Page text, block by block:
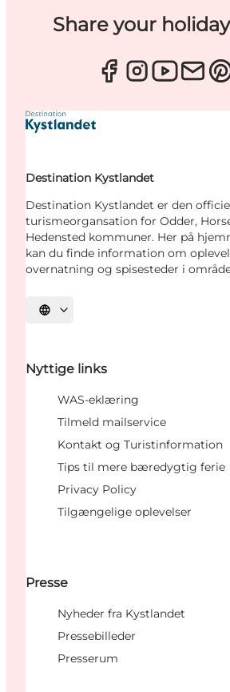
Share your
Destination Kystlandet
Destination Kystlandet er den
turismeorgansation for Odder,
Hedensted kommuner. Her på
kan du finde information om
overnatning og spisesteder i
Vælg sprog
Nyttige links
WAS-eklæring
Tilmeld mailservice
Kontakt og Turistinformation
Tips til mere bæredygtig ferie
Privacy Policy
Tilgængelige oplevelser
Presse
Nyheder fra Kystlandet
Pressebilleder
Presserum